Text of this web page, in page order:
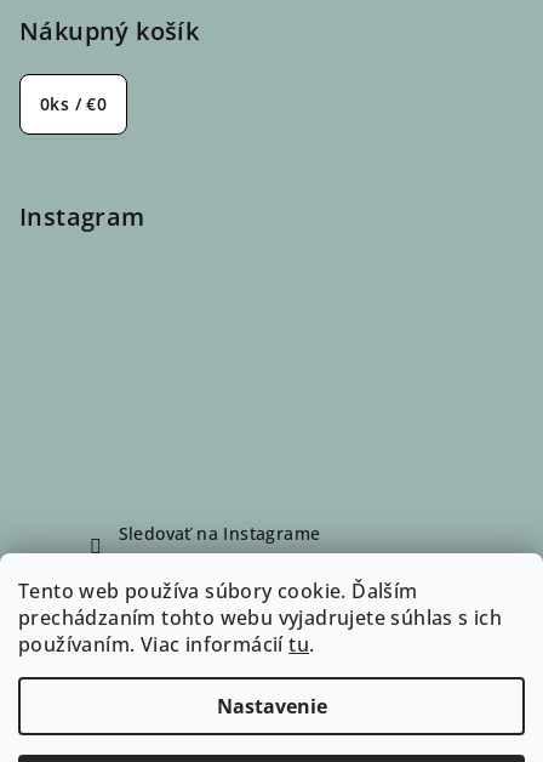
Tento web používa súbory cookie. Ďalším
prechádzaním tohto webu vyjadrujete súhlas s ich
používaním. Viac informáciítu.
Nastavenie
Nákupný košík
0ks /€0
Instagram
Sledovať na Instagrame
Facebook